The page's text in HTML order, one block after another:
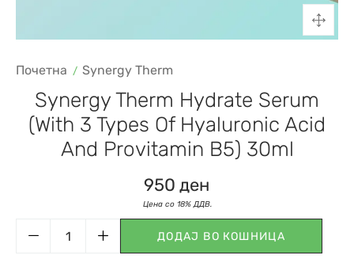
Почетна Synergy Therm
Synergy Therm Hydrate Serum
(with 3 Types Of Hyaluronic Acid
And Provitamin B5) 30ml
950 ден
ДОДАЈ ВО КОШНИЦА